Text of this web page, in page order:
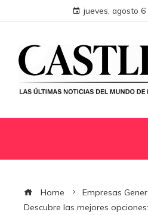
jueves, agosto 6
Home
Empresas
Descubre las mejores